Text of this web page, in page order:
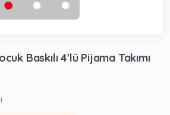
Baskılı 4'lü Pijama Takımı